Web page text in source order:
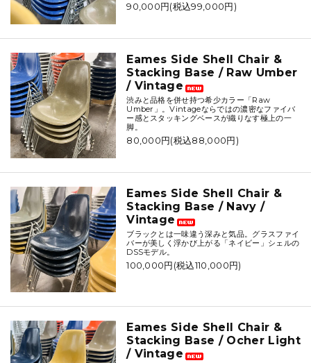
90,000円(税込99,000円)
Eames Side Shell Chair &
Stacking Base / Raw Umber
/ Vintage
渋みと品格を併せ持つ希少カラー「Raw
Umber」。Vintageならではの濃密なファイバ
ー感とスタッキングベースが織りなす極上の一
脚。
80,000円(税込88,000円)
Eames Side Shell Chair &
Stacking Base / Navy /
Vintage
ブラックとは一味違う深みと気品。グラスファイ
バーが美しく浮かび上がる「ネイビー」シェルの
DSSモデル。
100,000円(税込110,000円)
Eames Side Shell Chair &
Stacking Base / Ocher Light
/ Vintage